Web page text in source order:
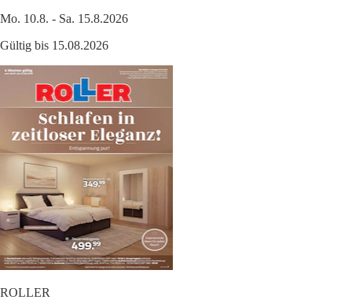
Mo. 10.8. - Sa. 15.8.2026
Gültig bis 15.08.2026
ROLLER